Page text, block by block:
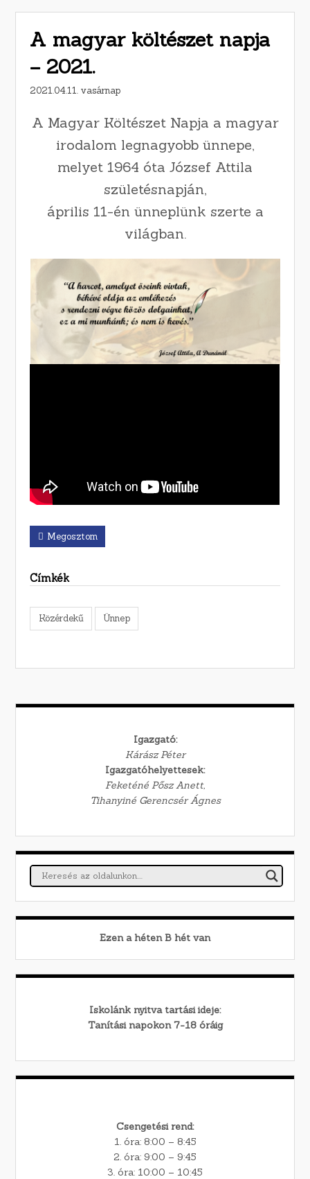
A magyar költészet napja
– 2021.
2021.04.11. vasárnap
A Magyar Költészet Napja a magyar
irodalom legnagyobb ünnepe,
melyet 1964 óta József Attila
születésnapján,
április 11-én ünneplünk szerte a
világban.
Megosztom
Címkék
Közérdekű Ünnep
Igazgató:
Kárász Péter
Igazgatóhelyettesek:
Feketéné Pősz Anett,
Tihanyiné Gerencsér Ágnes
Ezen a héten B hét van
Iskolánk nyitva tartási ideje:
Tanítási napokon 7-18 óráig
Csengetési rend:
1. óra: 8:00 – 8:45
2. óra: 9:00 – 9:45
3. óra: 10:00 – 10:45